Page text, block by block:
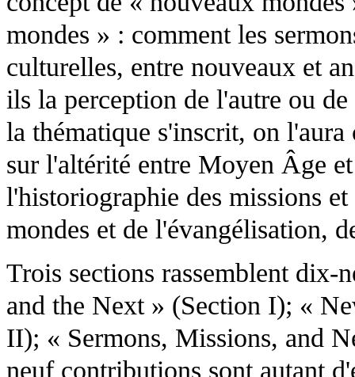
mondes » : comment les
culturelles, entre nouveaux et
ils la perception de l'autre ou
la thématique s'inscrit, on l'aura
sur l'altérité entre Moyen Âge
l'historiographie des missions
mondes et de l'évangélisation,
Trois sections rassemblent
and the Next » (Section I); «
II); « Sermons, Missions, and
neuf contributions sont autant